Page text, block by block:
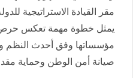
مقر القيادة الاستراتيجية
يمثل خطوة مهمة تعكس حرص
مؤسساتها وفق أحدث النظم
صيانة أمن الوطن وحماية